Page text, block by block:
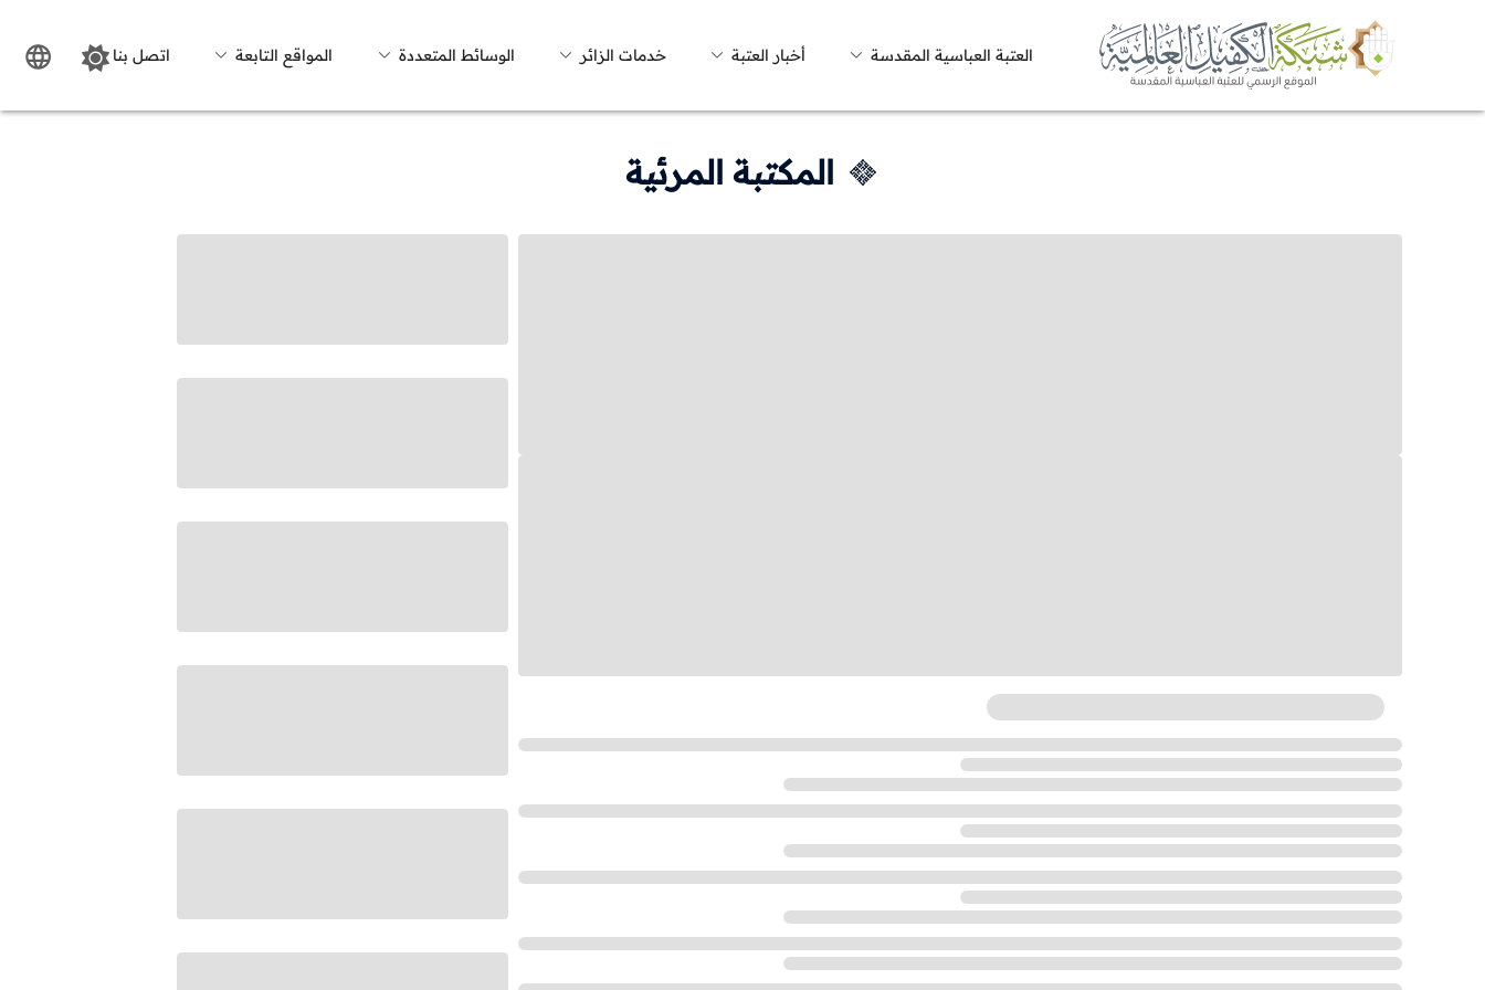
العتبة العباسية المقدسة أخبار العتبة خدمات الزائر الوسائط المتعددة المواقع التابعة اتصل بنا
المكتبة المرئية